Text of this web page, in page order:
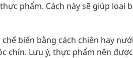
phẩm. Cách này sẽ giúp loại
biến bằng cách chiên hay
chín. Lưu ý, thực phẩm nên